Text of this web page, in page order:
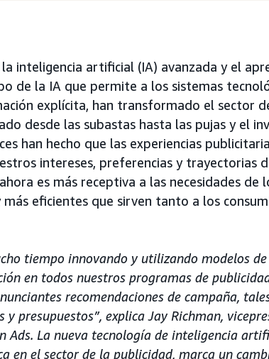
inteligencia artificial (IA) avanzada y el
de la IA que permite a los sistemas
explícita, han transformado el sector
desde las subastas hasta las pujas y el
han hecho que las experiencias
intereses, preferencias y trayectorias
es más receptiva a las necesidades de
más eficientes que sirven tanto a los
tiempo innovando y utilizando modelos
en todos nuestros programas de
recomendaciones de campaña,
presupuestos”, explica Jay Richman,
Ads. La nueva tecnología de inteligencia
en el sector de la publicidad, marca un